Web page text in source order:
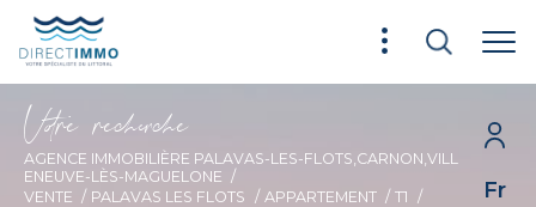
Fr
Vore recece
AGENCE IMMOBILIÈRE PALAVAS-LES-FLOTS,CARNON,VILL
ENEUVE-LÈS-MAGUELONE
VENTE
PALAVAS LES FLOTS APPARTEMENT
T1